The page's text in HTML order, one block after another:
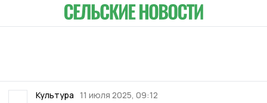
Культура 11 июля 2025, 09:12